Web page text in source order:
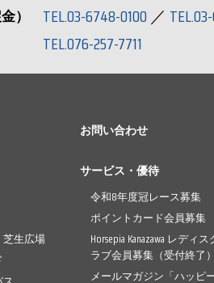
） TEL.03-6748-0100／
TEL.076-257-7711
お問い合わせ
生広場
サービス・優待
令和8年度冠レース募集
ポイントカード会員募集
Horsepia Kanazawa レディス
ラブ会員募集（受付終了）
メールマガジン「ハッピ